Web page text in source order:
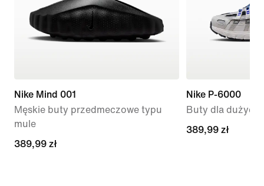
Nike Mind 001
Męskie buty przedmeczowe typu
mule
389,99 zł
389,99 zł
Nike P-6000
Buty dla dużych
389,99 zł
389,99 zł